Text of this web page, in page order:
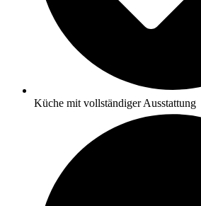
Küche mit vollständiger Ausstattung